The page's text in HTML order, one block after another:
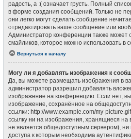
радость, а :( означает грусть. Полный
в форме создания сообщений. Только не
они легко могут сделать сообщение
отредактировать ваше сообщение или
Администратор конференции также может
смайликов, которое можно использовать в
Вернуться к началу
Могу ли я добавлять изображения к
Да, вы можете размещать изображения в
администратор разрешил добавлять
изображение на конференцию. Если нет,
изображение, сохранённое на
ссылки: http://www.example.com/my-
ссылку ни на изображения, хранящиеся
не является общедоступным сервером),
доступа к которым необходима